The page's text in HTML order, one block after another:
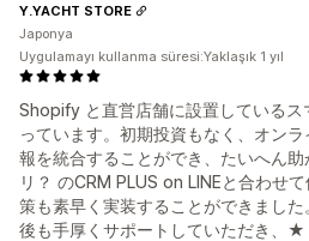
Shopify と直営店舗に設置しているス
っています。初期投資もなく、オン
報を統合することができ、たいへん
リ？ のCRM PLUS on LINEと合わせ
策も素早く実装することができまし
後も手厚くサポートしていただき、★
Y.YACHT STORE
Japonya
Uygulamayı kullanma süresi:Yaklaşık 1 yıl